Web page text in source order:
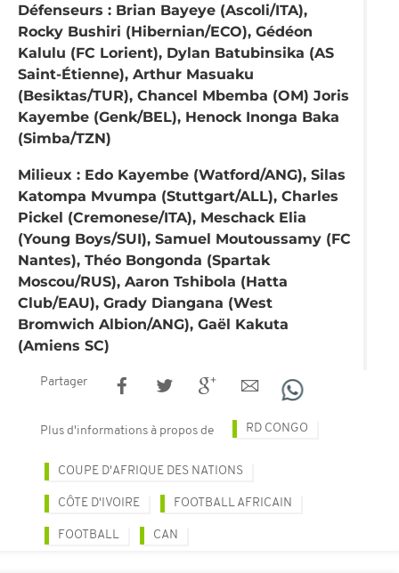
Défenseurs : Brian Bayeye (Ascoli/ITA),
Rocky Bushiri (Hibernian/ECO), Gédéon
Kalulu (FC Lorient), Dylan Batubinsika (AS
Saint-Étienne), Arthur Masuaku
(Besiktas/TUR), Chancel Mbemba (OM) Joris
Kayembe (Genk/BEL), Henock Inonga Baka
(Simba/TZN)
Milieux : Edo Kayembe (Watford/ANG), Silas
Katompa Mvumpa (Stuttgart/ALL), Charles
Pickel (Cremonese/ITA), Meschack Elia
(Young Boys/SUI), Samuel Moutoussamy (FC
Nantes), Théo Bongonda (Spartak
Moscou/RUS), Aaron Tshibola (Hatta
Club/EAU), Grady Diangana (West
Bromwich Albion/ANG), Gaël Kakuta
(Amiens SC)
Partager
Plus d'informations à propos de RD CONGO
COUPE D'AFRIQUE DES NATIONS
CÔTE D'IVOIRE FOOTBALL AFRICAIN
FOOTBALL CAN